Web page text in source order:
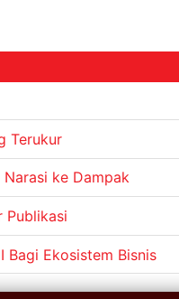
Terukur
Narasi ke Dampak
Publikasi
Bagi Ekosistem Bisnis